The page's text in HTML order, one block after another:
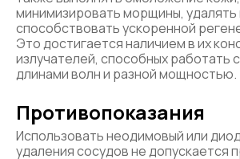
минимизировать морщины, удалять
способствовать ускоренной
Это достигается наличием в их
излучателей, способных работать
длинами волн и разной мощностью.
Противопоказания
Использовать неодимовый или
удаления сосудов не допускается